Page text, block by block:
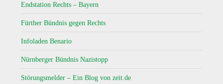
Endstation Rechts – Bayern
Fürther Bündnis gegen Rechts
Infoladen Benario
Nürnberger Bündnis Nazistopp
Störungsmelder – Ein Blog von zeit.de